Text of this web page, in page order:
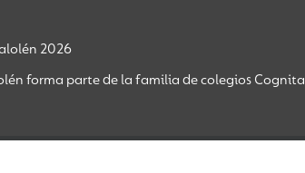
2026
forma parte de la familia de colegios Cognita